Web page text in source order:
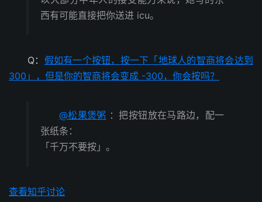
西有可能直接把你送进 icu。
Q： 假如有一个按钮，按一下「地球人的智商将会达到
300」，但是你的智商将会变成 -300，你会按吗？
@松果煲粥 ：把按钮放在马路边，配一
张纸条：
「千万不要按」。
查看知乎讨论